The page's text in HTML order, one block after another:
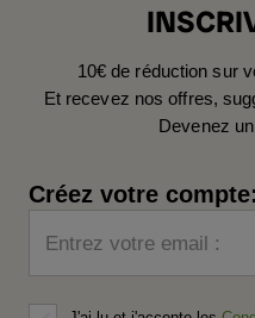
10€ de réduction sur
Et recevez nos offres,
Devenez
Créez votre compte:
Entrez votre email :